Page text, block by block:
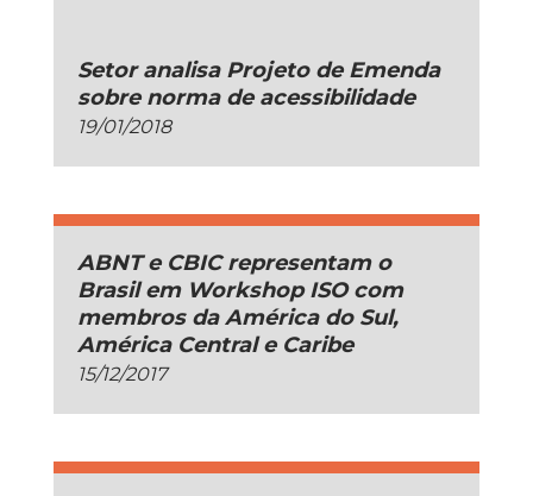
Setor analisa Projeto de Emenda
sobre norma de acessibilidade
19/01/2018
ABNT e CBIC representam o
Brasil em Workshop ISO com
membros da América do Sul,
América Central e Caribe
15/12/2017